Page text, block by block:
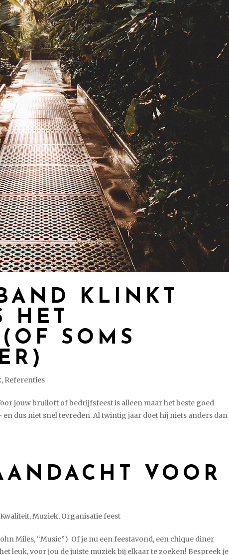
KLINKT
HET
SOMS
, Referenties
jouw bruiloft of bedrijfsfeest is alleen maar het beste goed
dus niet snel tevreden. Al twintig jaar doet hij niets anders dan
VOOR
Kwaliteit,Muziek, Organisatie feest
Miles, “Music”) Of je nu een feestavond, een chique diner
leuk, voor jou de juiste muziek bij elkaar te zoeken! Bespreek je